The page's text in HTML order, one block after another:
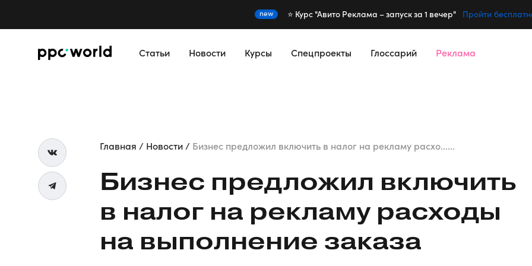
new ⭐️ Курс "Авито Реклама – запуск за 1 вечер" Пройти
Статьи Новости Курсы Спецпроекты Глоссарий Реклама
Главная Новости Бизнес предложил включить в налог на рекламу расхо......
Бизнес предложил включить
в налог на рекламу расходы
на выполнение заказа